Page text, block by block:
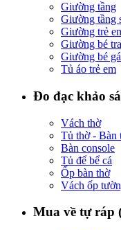
Giường tầng
Giường tầng
Giường trẻ
Giường bé
Giường bé
Tủ áo trẻ em
Đo đạc khảo
Vách thờ
Tủ thờ - Bàn
Bàn console
Tủ để bể cá
Ốp bàn thờ
Vách ốp
Mua về tự ráp